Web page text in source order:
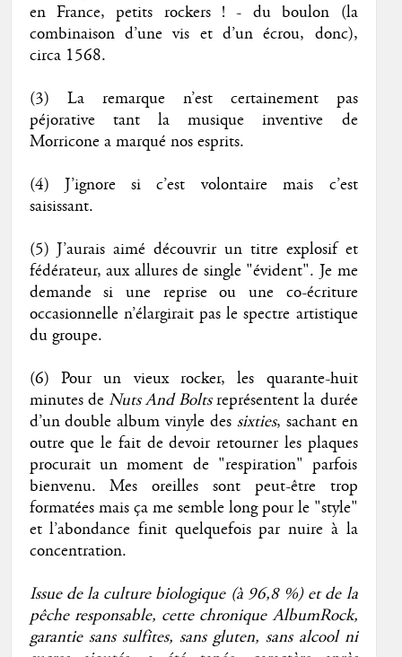
en France, petits rockers ! - du boulon (la
combinaison d’une vis et d’un écrou, donc),
circa 1568.
(3) La remarque n’est certainement pas
péjorative tant la musique inventive de
Morricone a marqué nos esprits.
(4) J’ignore si c’est volontaire mais c’est
saisissant.
(5) J’aurais aimé découvrir un titre explosif et
fédérateur, aux allures de single "évident". Je me
demande si une reprise ou une co-écriture
occasionnelle n’élargirait pas le spectre artistique
du groupe.
(6) Pour un vieux rocker, les quarante-huit
minutes de Nuts And Boltsreprésentent la durée
d’un double album vinyle des sixties, sachant en
outre que le fait de devoir retourner les plaques
procurait un moment de "respiration" parfois
bienvenu. Mes oreilles sont peut-être trop
formatées mais ça me semble long pour le "style"
et l’abondance finit quelquefois par nuire à la
concentration.
Issue de la culture biologique (à 96,8 %) et de la
pêche responsable, cette chronique AlbumRock,
garantie sans sulfites, sans gluten, sans alcool ni